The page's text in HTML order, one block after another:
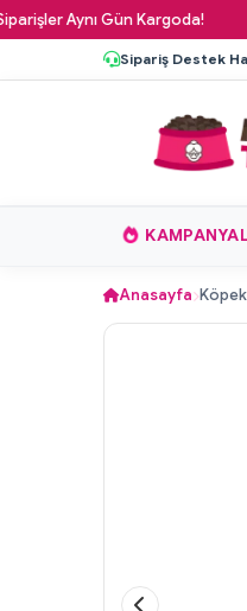
Aynı Gün Kargoda!
Sipariş Destek
Anasayfa Köpek